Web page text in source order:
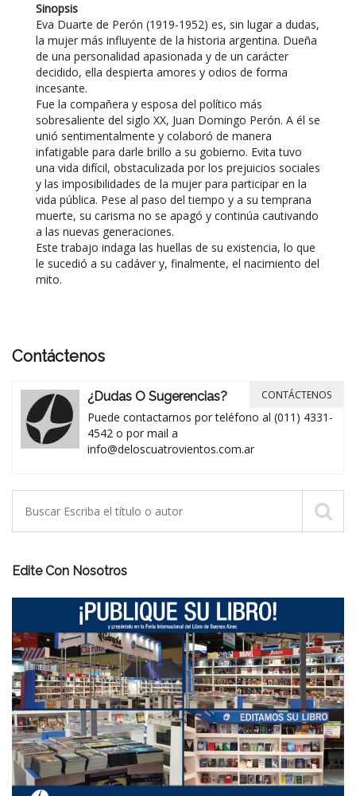
Sinopsis
Eva Duarte de Perón (1919-1952) es, sin lugar a dudas,
la mujer más influyente de la historia argentina. Dueña
de una personalidad apasionada y de un carácter
decidido, ella despierta amores y odios de forma
incesante.
Fue la compañera y esposa del político más
sobresaliente del siglo XX, Juan Domingo Perón. A él se
unió sentimentalmente y colaboró de manera
infatigable para darle brillo a su gobierno. Evita tuvo
una vida difícil, obstaculizada por los prejuicios sociales
y las imposibilidades de la mujer para participar en la
vida pública. Pese al paso del tiempo y a su temprana
muerte, su carisma no se apagó y continúa cautivando
a las nuevas generaciones.
Este trabajo indaga las huellas de su existencia, lo que
le sucedió a su cadáver y, finalmente, el nacimiento del
mito.
Contáctenos
¿Dudas O Sugerencias?
Puede contactarnos por teléfono al (011) 4331-
4542 o por mail a
info@deloscuatrovientos.com.ar
CONTÁCTENOS
Edite Con Nosotros